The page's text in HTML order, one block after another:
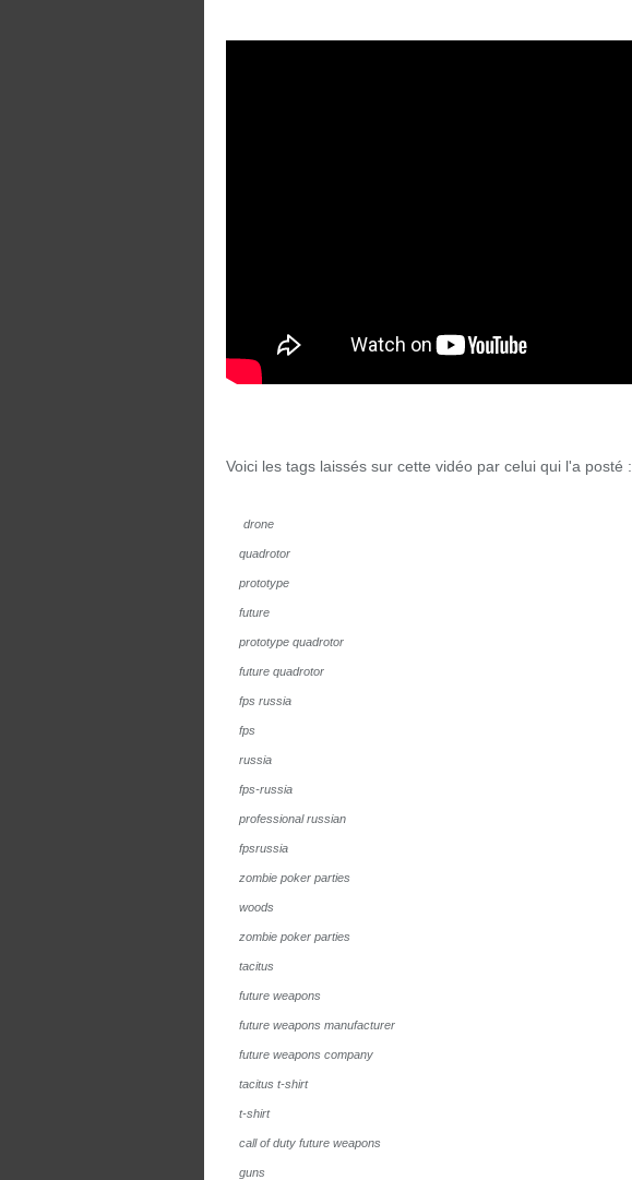
Voici les tags laissés sur cette vidéo par celui qui l'a posté :
drone
quadrotor
prototype
future
prototype quadrotor
future quadrotor
fps russia
fps
russia
fps-russia
professional russian
fpsrussia
zombie poker parties
woods
zombie poker parties
tacitus
future weapons
future weapons manufacturer
future weapons company
tacitus t-shirt
t-shirt
call of duty future weapons
guns